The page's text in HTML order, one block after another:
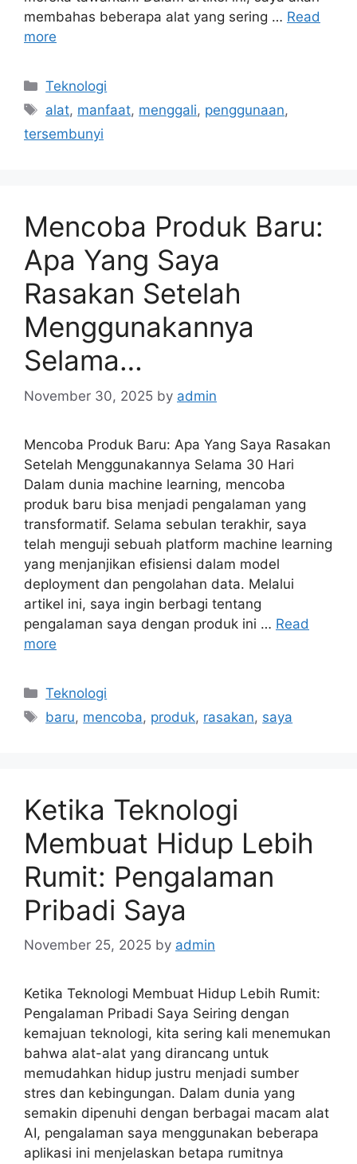
membahas beberapa alat yang sering … Read
more
Categories
Teknologi
Tags
alat, manfaat, menggali, penggunaan,
tersembunyi
Mencoba Produk Baru:
Apa Yang Saya
Rasakan Setelah
Menggunakannya
Selama…
November 30, 2025 by admin
Mencoba Produk Baru: Apa Yang Saya Rasakan
Setelah Menggunakannya Selama 30 Hari
Dalam dunia machine learning, mencoba
produk baru bisa menjadi pengalaman yang
transformatif. Selama sebulan terakhir, saya
telah menguji sebuah platform machine learning
yang menjanjikan efisiensi dalam model
deployment dan pengolahan data. Melalui
artikel ini, saya ingin berbagi tentang
pengalaman saya dengan produk ini … Read
more
Categories
Teknologi
Tags
baru, mencoba, produk, rasakan, saya
Ketika Teknologi
Membuat Hidup Lebih
Rumit: Pengalaman
Pribadi Saya
November 25, 2025 by admin
Ketika Teknologi Membuat Hidup Lebih Rumit:
Pengalaman Pribadi Saya Seiring dengan
kemajuan teknologi, kita sering kali menemukan
bahwa alat-alat yang dirancang untuk
memudahkan hidup justru menjadi sumber
stres dan kebingungan. Dalam dunia yang
semakin dipenuhi dengan berbagai macam alat
AI, pengalaman saya menggunakan beberapa
aplikasi ini menjelaskan betapa rumitnya